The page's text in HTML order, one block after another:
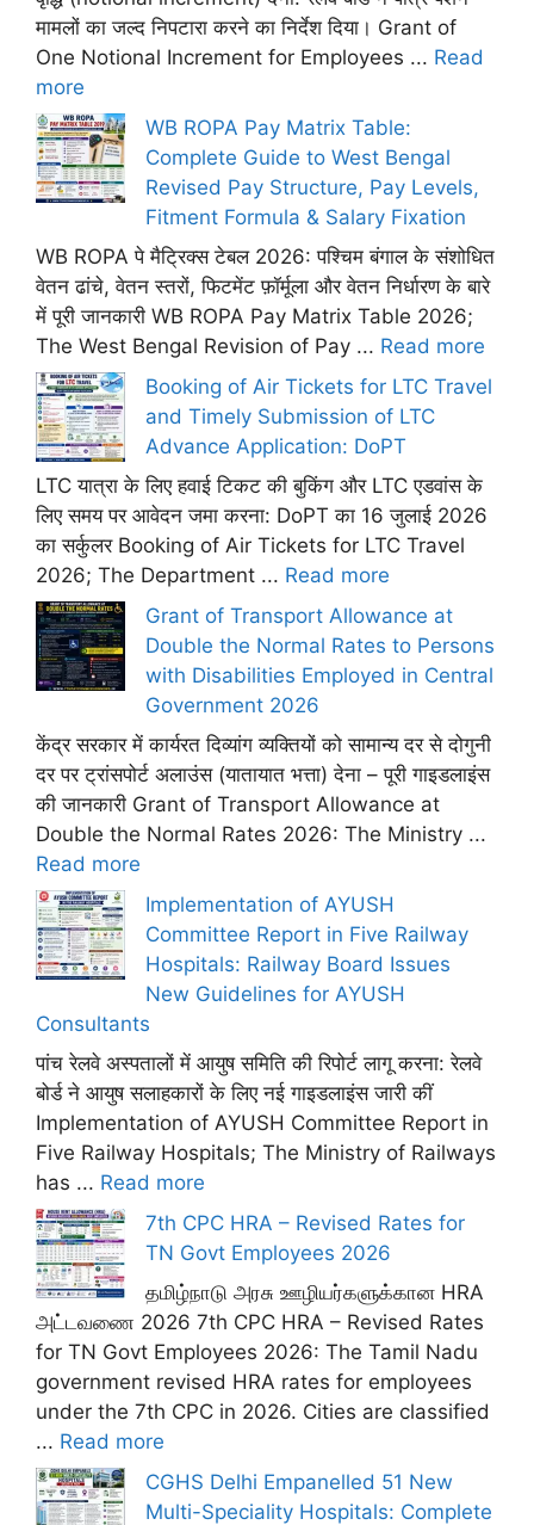
मामलों का जल्द निपटारा करने का निर्देश दिया। Grant of
One Notional Increment for Employees ... Read
more
WB ROPA Pay Matrix Table:
Complete Guide to West Bengal
Revised Pay Structure, Pay Levels,
Fitment Formula & Salary Fixation
WB ROPA पे मैट्रिक्स टेबल 2026: पश्चिम बंगाल के संशोधित
वेतन ढांचे, वेतन स्तरों, फिटमेंट फ़ॉर्मूला और वेतन निर्धारण के बारे
में पूरी जानकारी WB ROPA Pay Matrix Table 2026;
The West Bengal Revision of Pay ... Read more
Booking of Air Tickets for LTC Travel
and Timely Submission of LTC
Advance Application: DoPT
LTC यात्रा के लिए हवाई टिकट की बुकिंग और LTC एडवांस के
लिए समय पर आवेदन जमा करना: DoPT का 16 जुलाई 2026
का सर्कुलर Booking of Air Tickets for LTC Travel
2026; The Department ... Read more
Grant of Transport Allowance at
Double the Normal Rates to Persons
with Disabilities Employed in Central
Government 2026
केंद्र सरकार में कार्यरत दिव्यांग व्यक्तियों को सामान्य दर से दोगुनी
दर पर ट्रांसपोर्ट अलाउंस (यातायात भत्ता) देना – पूरी गाइडलाइंस
की जानकारी Grant of Transport Allowance at
Double the Normal Rates 2026: The Ministry ...
Read more
Implementation of AYUSH
Committee Report in Five Railway
Hospitals: Railway Board Issues
New Guidelines for AYUSH
Consultants
पांच रेलवे अस्पतालों में आयुष समिति की रिपोर्ट लागू करना: रेलवे
बोर्ड ने आयुष सलाहकारों के लिए नई गाइडलाइंस जारी कीं
Implementation of AYUSH Committee Report in
Five Railway Hospitals; The Ministry of Railways
has ... Read more
7th CPC HRA – Revised Rates for
TN Govt Employees 2026
தமிழ்நாடு அரசு ஊழியர்களுக்கான HRA
அட்டவணை 2026 7th CPC HRA – Revised Rates
for TN Govt Employees 2026: The Tamil Nadu
government revised HRA rates for employees
under the 7th CPC in 2026. Cities are classified
... Read more
CGHS Delhi Empanelled 51 New
Multi-Speciality Hospitals: Complete